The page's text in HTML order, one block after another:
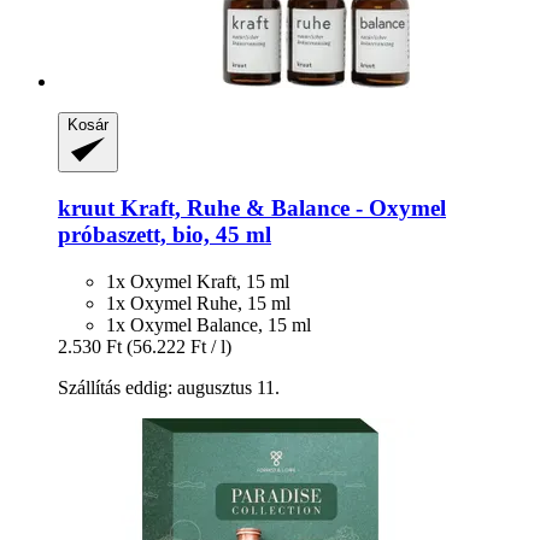
Kosár
kruut Kraft, Ruhe & Balance -​ Oxymel
próbaszett, bio, 45 ml
1x Oxymel Kraft, 15 ml
1x Oxymel Ruhe, 15 ml
1x Oxymel Balance, 15 ml
2.530 Ft (56.222 Ft / l)
Szállítás eddig: augusztus 11.